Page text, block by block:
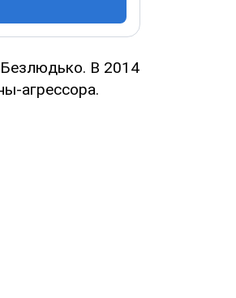
Безлюдько. В 2014
агрессора.